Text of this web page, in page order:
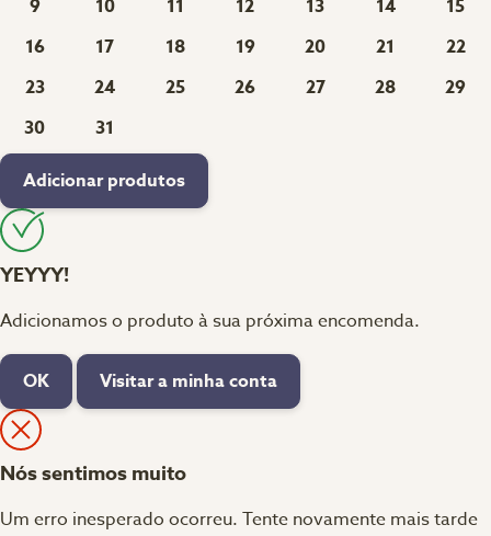
9 10 11 12 13 14
15
16
17 18 19 20 21
22
23
24 25 26 27 28
29
30
31
Adicionar produtos
YEYYY!
Adicionamos o produto à sua próxima encomenda.
OK Visitar a minha conta
Nós sentimos muito
Um erro inesperado ocorreu. Tente novamente mais tarde